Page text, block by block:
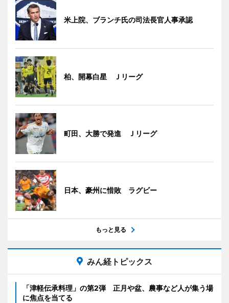
米上院、ブランチ氏の司法長官人事承認
柏、開幕白星 Ｊリーグ
町田、大勝で発進 Ｊリーグ
日本、豪州に惜敗 ラグビー
もっと見る
みん経トピックス
「津軽伝承料理」の第2弾 正月や盆、農事など人が集う場
に焦点を当てる